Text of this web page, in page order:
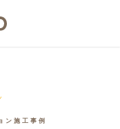
ン施工事例